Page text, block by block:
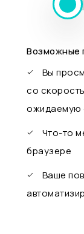
Возможные
Вы
со
ожидаемую
Что-то
браузере
Ваше